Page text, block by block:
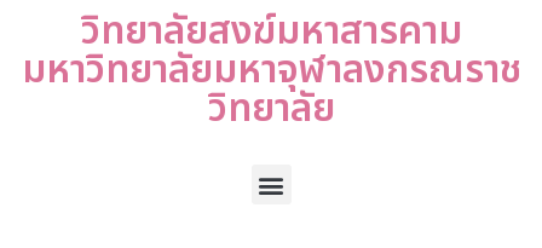
วิทยาลัยสงฆ์มหาสารคาม
มหาวิทยาลัยมหาจุฬาลงกรณราช
วิทยาลัย